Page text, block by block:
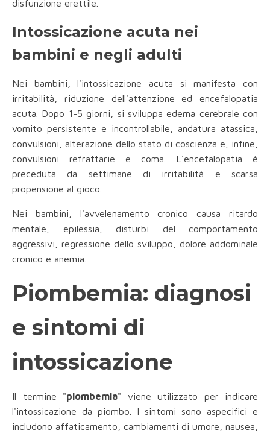
disfunzione erettile.
Intossicazione acuta nei
bambini e negli adulti
Nei bambini, l'intossicazione acuta si manifesta con
irritabilità, riduzione dell'attenzione ed encefalopatia
acuta. Dopo 1-5 giorni, si sviluppa edema cerebrale con
vomito persistente e incontrollabile, andatura atassica,
convulsioni, alterazione dello stato di coscienza e, infine,
convulsioni refrattarie e coma. L'encefalopatia è
preceduta da settimane di irritabilità e scarsa
propensione al gioco.
Nei bambini, l'avvelenamento cronico causa ritardo
mentale, epilessia, disturbi del comportamento
aggressivi, regressione dello sviluppo, dolore addominale
cronico e anemia.
Piombemia: diagnosi
e sintomi di
intossicazione
Il termine "piombemia" viene utilizzato per indicare
l'intossicazione da piombo. I sintomi sono aspecifici e
includono affaticamento, cambiamenti di umore, nausea,